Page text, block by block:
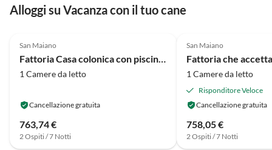
Alloggi su Vacanza con il tuo cane
San Maiano
Fattoria Casa colonica con piscina, barbecue
1 Camere da letto
Cancellazione gratuita
763,74 €
2 Ospiti / 7 Notti
San Maiano
1 Camere da letto
Risponditore Veloce
Cancellazione gratuita
758,05 €
2 Ospiti / 7 Notti